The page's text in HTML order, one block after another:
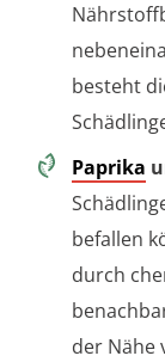
besteht
Paprika
befallen
durch
der Nähe